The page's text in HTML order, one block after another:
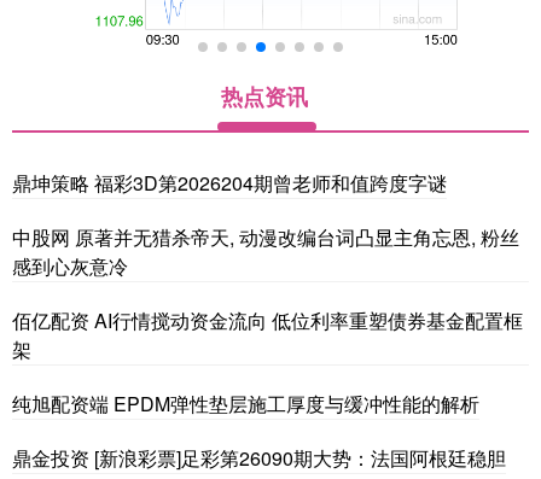
热点资讯
鼎坤策略 福彩3D第2026204期曾老师和值跨度字谜
中股网 原著并无猎杀帝天, 动漫改编台词凸显主角忘恩, 粉丝
感到心灰意冷
佰亿配资 AI行情搅动资金流向 低位利率重塑债券基金配置框
架
纯旭配资端 EPDM弹性垫层施工厚度与缓冲性能的解析
鼎金投资 [新浪彩票]足彩第26090期大势：法国阿根廷稳胆